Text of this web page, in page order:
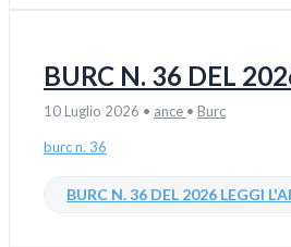
BURC N. 36 DEL
10 Luglio 2026 • ance • Burc
burc n. 36
BURC N. 36 DEL 2026 LEGGI